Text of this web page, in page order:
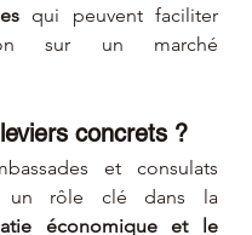
qui peuvent faciliter
sur un marché
concrets ?
et consulats
économique et le